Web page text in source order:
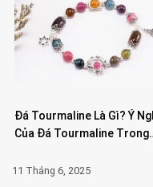
Đá Tourmaline Là Gì? Ý
Của Đá Tourmaline
11 Tháng 6, 2025